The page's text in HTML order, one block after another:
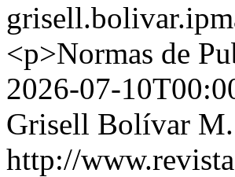
<p>Normas de
2026-07-
Grisell Bolívar M.
http://